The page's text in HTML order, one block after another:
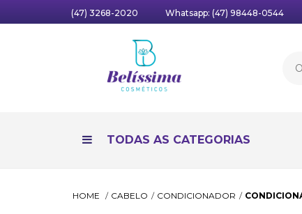
(47) 3268-2020 Whatsapp: (47) 98448-0544
TODAS AS CATEGORIAS
HOME CABELO CONDICIONADOR